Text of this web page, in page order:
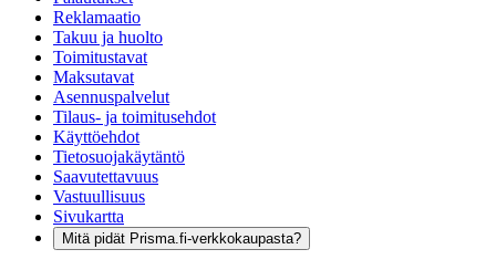
Reklamaatio
Takuu ja huolto
Toimitustavat
Maksutavat
Asennuspalvelut
Tilaus- ja toimitusehdot
Käyttöehdot
Tietosuojakäytäntö
Saavutettavuus
Vastuullisuus
Sivukartta
Mitä pidät Prisma.fi-verkkokaupasta?